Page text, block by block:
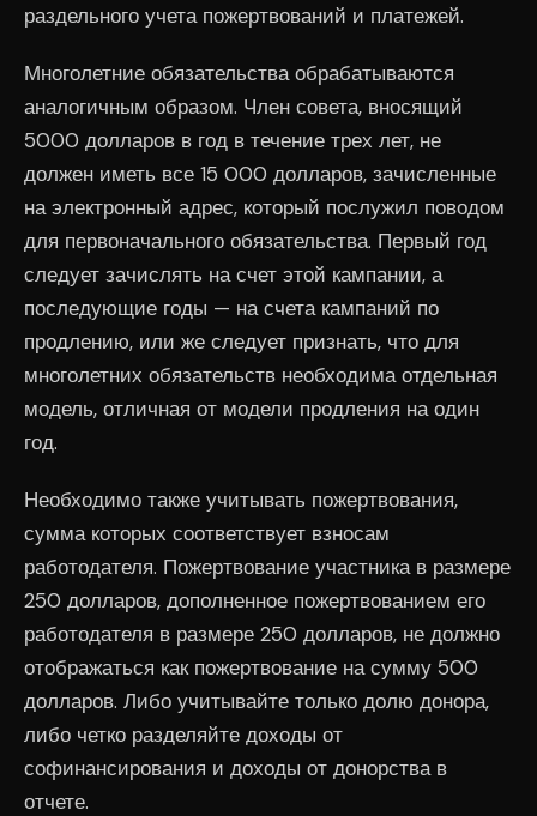
раздельного учета пожертвований и платежей.
Многолетние обязательства обрабатываются
аналогичным образом. Член совета, вносящий
5000 долларов в год в течение трех лет, не
должен иметь все 15 000 долларов, зачисленные
на электронный адрес, который послужил поводом
для первоначального обязательства. Первый год
следует зачислять на счет этой кампании, а
последующие годы — на счета кампаний по
продлению, или же следует признать, что для
многолетних обязательств необходима отдельная
модель, отличная от модели продления на один
год.
Необходимо также учитывать пожертвования,
сумма которых соответствует взносам
работодателя. Пожертвование участника в размере
250 долларов, дополненное пожертвованием его
работодателя в размере 250 долларов, не должно
отображаться как пожертвование на сумму 500
долларов. Либо учитывайте только долю донора,
либо четко разделяйте доходы от
софинансирования и доходы от донорства в
отчете.